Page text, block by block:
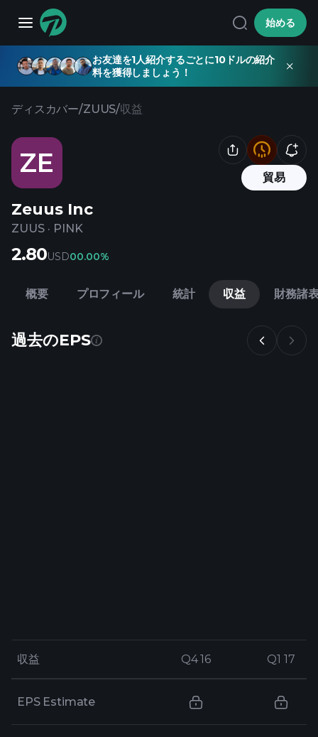
始める
お友達を1人紹介するごとに10ドルの紹介
料を獲得しましょう！
ディスカバー/ZUUS/収益
ZE 貿易
Zeuus Inc
ZUUS · PINK
2.80USD00.00%
概要 プロフィール 統計 収益 財務諸
過去のEPS
収益 Q4 16 Q1 17
収益 Q4 16 Q1 17
EPS Estimate